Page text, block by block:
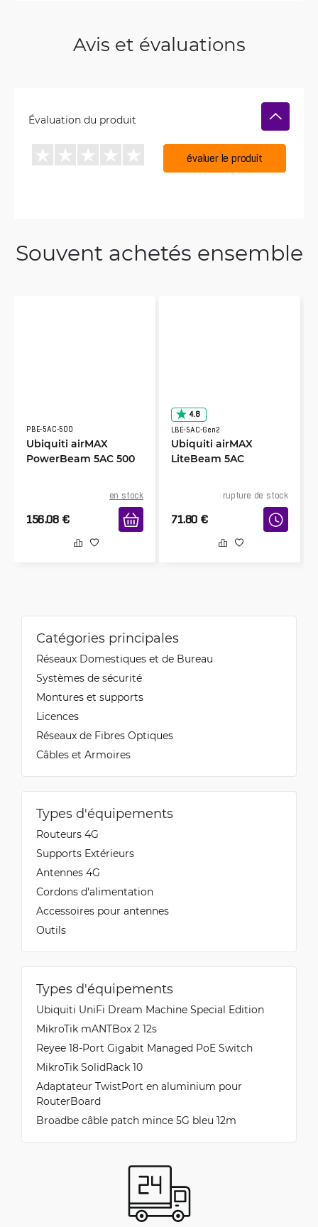
Avis et évaluations
Évaluation du produit
évaluer le produit
Souvent achetés ensemble
PBE-5AC-500
Ubiquiti airMAX
PowerBeam 5AC 500
en stock
156.08 €
4.8
LBE-5AC-Gen2
Ubiquiti airMAX
LiteBeam 5AC
rupture de stock
71.80 €
Catégories principales
Réseaux Domestiques et de Bureau
Systèmes de sécurité
Montures et supports
Licences
Réseaux de Fibres Optiques
Câbles et Armoires
Types d'équipements
Routeurs 4G
Supports Extérieurs
Antennes 4G
Cordons d'alimentation
Accessoires pour antennes
Outils
Types d'équipements
Ubiquiti UniFi Dream Machine Special Edition
MikroTik mANTBox 2 12s
Reyee 18-Port Gigabit Managed PoE Switch
MikroTik SolidRack 10
Adaptateur TwistPort en aluminium pour
RouterBoard
Broadbe câble patch mince 5G bleu 12m